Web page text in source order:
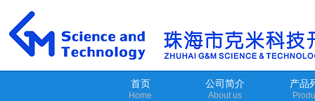
首页
Home
公司简介
About us
产品